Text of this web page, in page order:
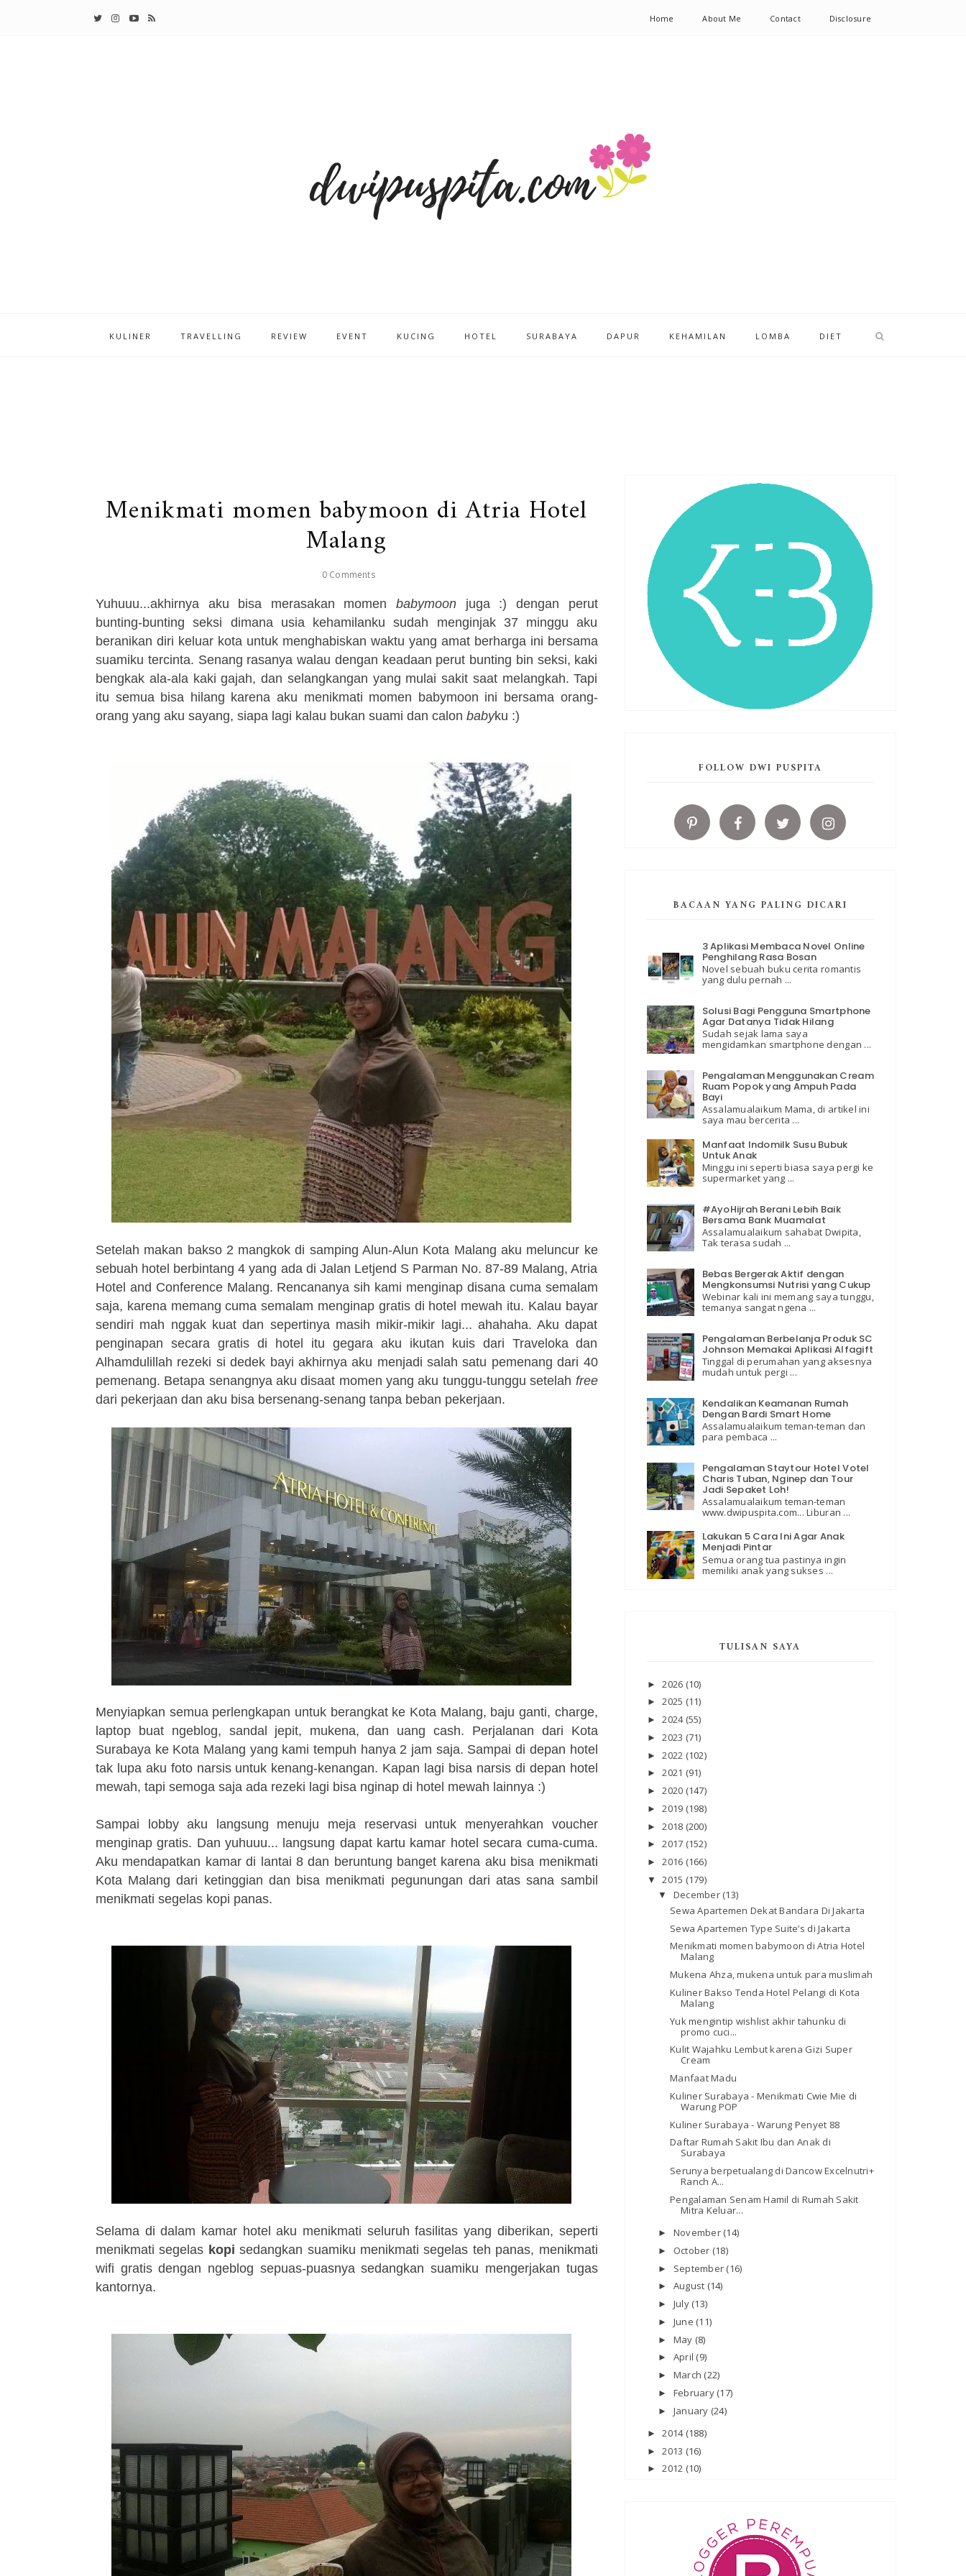
Home About Me Contact Disclosure
KULINER TRAVELLING REVIEW EVENT KUCING HOTEL SURABAYA DAPUR KEHAMILAN LOMBA DIET
Menikmati momen babymoon di Atria Hotel
Malang
0 Comments
Yuhuuu...akhirnya aku bisa merasakan momenbabymoon juga :) dengan perut
bunting-bunting seksi dimana usia kehamilanku sudah menginjak 37 minggu aku
beranikan diri keluar kota untuk menghabiskan waktu yang amat berharga ini bersama
suamiku tercinta. Senang rasanya walau dengan keadaan perut bunting bin seksi, kaki
bengkak ala-ala kaki gajah, dan selangkangan yang mulai sakit saat melangkah. Tapi
itu semua bisa hilang karena aku menikmati momen babymoon ini bersama orang-
orang yang aku sayang, siapa lagi kalau bukan suami dan calon babyku :)
Setelah makan bakso 2 mangkok di samping Alun-Alun Kota Malang aku meluncur ke
sebuah hotel berbintang 4 yang ada di Jalan Letjend S Parman No. 87-89 Malang, Atria
Hotel and Conference Malang. Rencananya sih kami menginap disana cuma semalam
saja, karena memang cuma semalam menginap gratis di hotel mewah itu. Kalau bayar
sendiri mah nggak kuat dan sepertinya masih mikir-mikir lagi... ahahaha. Aku dapat
penginapan secara gratis di hotel itu gegara aku ikutan kuis dari Traveloka dan
Alhamdulillah rezeki si dedek bayi akhirnya aku menjadi salah satu pemenang dari 40
pemenang. Betapa senangnya aku disaat momen yang aku tunggu-tunggu setelah free
dari pekerjaan dan aku bisa bersenang-senang tanpa beban pekerjaan.
Menyiapkan semua perlengkapan untuk berangkat ke Kota Malang, baju ganti, charge,
laptop buat ngeblog, sandal jepit, mukena, dan uang cash. Perjalanan dari Kota
Surabaya ke Kota Malang yang kami tempuh hanya 2 jam saja. Sampai di depan hotel
tak lupa aku foto narsis untuk kenang-kenangan. Kapan lagi bisa narsis di depan hotel
mewah, tapi semoga saja ada rezeki lagi bisa nginap di hotel mewah lainnya :)
Sampai lobby aku langsung menuju meja reservasi untuk menyerahkan voucher
menginap gratis. Dan yuhuuu... langsung dapat kartu kamar hotel secara cuma-cuma.
Aku mendapatkan kamar di lantai 8 dan beruntung banget karena aku bisa menikmati
Kota Malang dari ketinggian dan bisa menikmati pegunungan dari atas sana sambil
menikmati segelas kopi panas.
Selama di dalam kamar hotel aku menikmati seluruh fasilitas yang diberikan, seperti
menikmati segelas kopi sedangkan suamiku menikmati segelas teh panas, menikmati
wifi gratis dengan ngeblog sepuas-puasnya sedangkan suamiku mengerjakan tugas
kantornya.
FOLLOW DWI PUSPITA
BACAAN YANG PALING DICARI
3 Aplikasi Membaca Novel Online
Penghilang Rasa Bosan
Novel sebuah buku cerita romantis
yang dulu pernah ...
Solusi Bagi Pengguna Smartphone
Agar Datanya Tidak Hilang
Sudah sejak lama saya
mengidamkan smartphone dengan ...
Pengalaman Menggunakan Cream
Ruam Popok yang Ampuh Pada
Bayi
Assalamualaikum Mama, di artikel ini
saya mau bercerita ...
Manfaat Indomilk Susu Bubuk
Untuk Anak
Minggu ini seperti biasa saya pergi ke
supermarket yang ...
#AyoHijrah Berani Lebih Baik
Bersama Bank Muamalat
Assalamualaikum sahabat Dwipita,
Tak terasa sudah ...
Bebas Bergerak Aktif dengan
Mengkonsumsi Nutrisi yang Cukup
Webinar kali ini memang saya tunggu,
temanya sangat ngena ...
Pengalaman Berbelanja Produk SC
Johnson Memakai Aplikasi Alfagift
Tinggal di perumahan yang aksesnya
mudah untuk pergi ...
Kendalikan Keamanan Rumah
Dengan Bardi Smart Home
Assalamualaikum teman-teman dan
para pembaca ...
Pengalaman Staytour Hotel Votel
Charis Tuban, Nginep dan Tour
Jadi Sepaket Loh!
Assalamualaikum teman-teman
www.dwipuspita.com... Liburan ...
Lakukan 5 Cara Ini Agar Anak
Menjadi Pintar
Semua orang tua pastinya ingin
memiliki anak yang sukses ...
TULISAN SAYA
►2026 (10)
►2025 (11)
►2024 (55)
►2023 (71)
►2022 (102)
►2021 (91)
►2020 (147)
►2019 (198)
►2018 (200)
►2017 (152)
►2016 (166)
▼2015 (179)
▼ December (13)
Sewa Apartemen Dekat Bandara Di Jakarta
Sewa Apartemen Type Suite’s di Jakarta
Menikmati momen babymoon di Atria Hotel
Malang
Mukena Ahza, mukena untuk para muslimah
Kuliner Bakso Tenda Hotel Pelangi di Kota
Malang
Yuk mengintip wishlist akhir tahunku di
promo cuci...
Kulit Wajahku Lembut karena Gizi Super
Cream
Manfaat Madu
Kuliner Surabaya - Menikmati Cwie Mie di
Warung POP
Kuliner Surabaya - Warung Penyet 88
Daftar Rumah Sakit Ibu dan Anak di
Surabaya
Serunya berpetualang di Dancow Excelnutri+
Ranch A...
Pengalaman Senam Hamil di Rumah Sakit
Mitra Keluar...
► November (14)
► October (18)
► September (16)
► August (14)
► July (13)
► June (11)
► May (8)
► April (9)
► March (22)
► February (17)
► January (24)
►2014 (188)
►2013 (16)
►2012 (10)